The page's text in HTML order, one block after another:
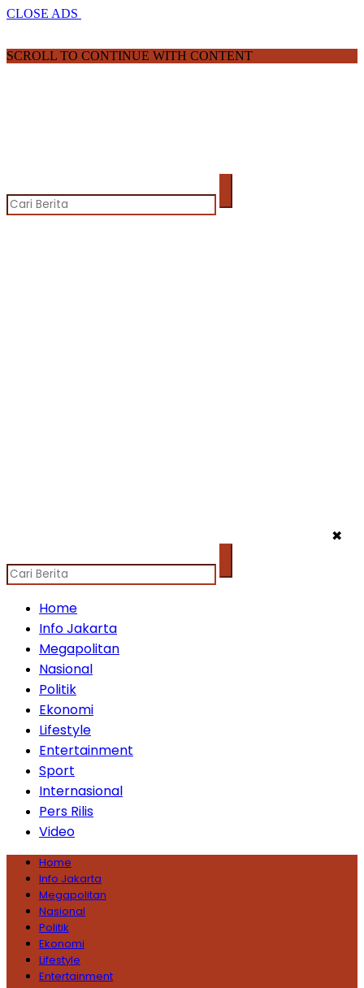
CLOSE ADS
SCROLL TO CONTINUE WITH CONTENT
✖
Home
Info Jakarta
Megapolitan
Nasional
Politik
Ekonomi
Lifestyle
Entertainment
Sport
Internasional
Pers Rilis
Video
Home
Info Jakarta
Megapolitan
Nasional
Politik
Ekonomi
Lifestyle
Entertainment